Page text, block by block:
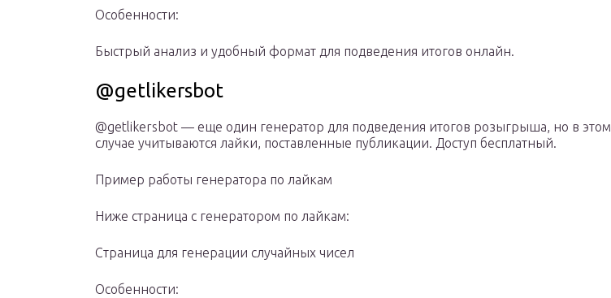
Особенности:
Быстрый анализ и удобный формат для подведения итогов онлайн.
@getlikersbot
@getlikersbot — еще один генератор для подведения итогов розыгрыша, но в этом
случае учитываются лайки, поставленные публикации. Доступ бесплатный.
Пример работы генератора по лайкам
Ниже страница с генератором по лайкам:
Страница для генерации случайных чисел
Особенности: